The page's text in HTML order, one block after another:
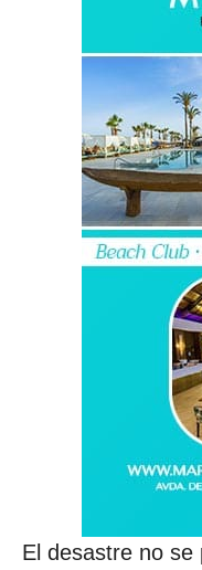
El desastre no se